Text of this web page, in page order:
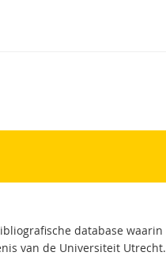
database waarin
van de Universiteit Utrecht.